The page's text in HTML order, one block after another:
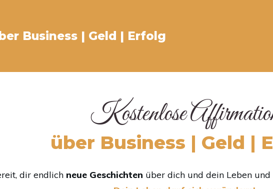
Business | Geld | Erfolg
Kostenlose
über Business | Geld |
dir endlich neue Geschichten über dich und dein Leben und